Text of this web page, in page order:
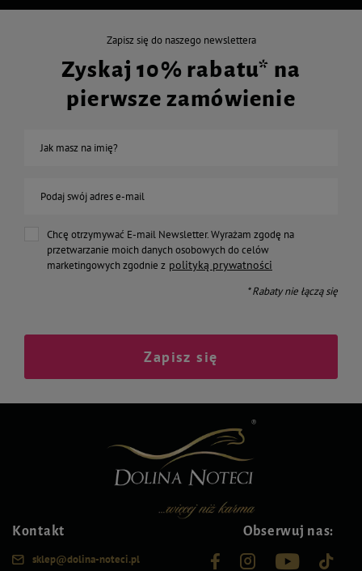
Zapisz się do naszego newslettera
Zyskaj 10% rabatu* na
pierwsze zamówienie
Jak masz na imię?
Podaj swój adres e-mail
Chcę otrzymywać E-mail Newsletter. Wyrażam zgodę na
przetwarzanie moich danych osobowych do celów
marketingowych zgodnie z polityką prywatności
* Rabaty nie łączą się
Zapisz się
Kontakt
sklep@dolina-noteci.pl
Obserwuj nas: